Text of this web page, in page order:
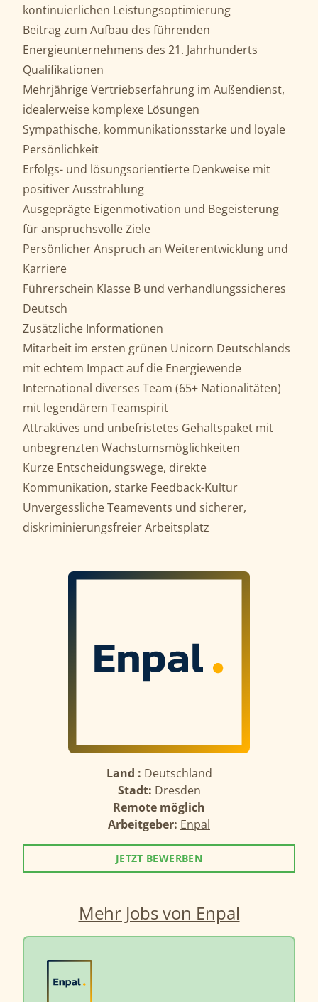
kontinuierlichen Leistungsoptimierung
Beitrag zum Aufbau des führenden
Energieunternehmens des 21. Jahrhunderts
Qualifikationen
Mehrjährige Vertriebserfahrung im Außendienst,
idealerweise komplexe Lösungen
Sympathische, kommunikationsstarke und loyale
Persönlichkeit
Erfolgs- und lösungsorientierte Denkweise mit
positiver Ausstrahlung
Ausgeprägte Eigenmotivation und Begeisterung
für anspruchsvolle Ziele
Persönlicher Anspruch an Weiterentwicklung und
Karriere
Führerschein Klasse B und verhandlungssicheres
Deutsch
Zusätzliche Informationen
Mitarbeit im ersten grünen Unicorn Deutschlands
mit echtem Impact auf die Energiewende
International diverses Team (65+ Nationalitäten)
mit legendärem Teamspirit
Attraktives und unbefristetes Gehaltspaket mit
unbegrenzten Wachstumsmöglichkeiten
Kurze Entscheidungswege, direkte
Kommunikation, starke Feedback-Kultur
Unvergessliche Teamevents und sicherer,
diskriminierungsfreier Arbeitsplatz
Land : Deutschland
Stadt: Dresden
Remote möglich
Arbeitgeber: Enpal
JETZT BEWERBEN
Mehr Jobs von Enpal